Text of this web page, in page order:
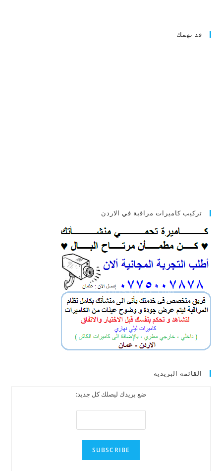
قد تهمك
تركيب كاميرات مراقبة في الاردن
القائمه البريديه
ضع بريدك ليصلك كل جديد: